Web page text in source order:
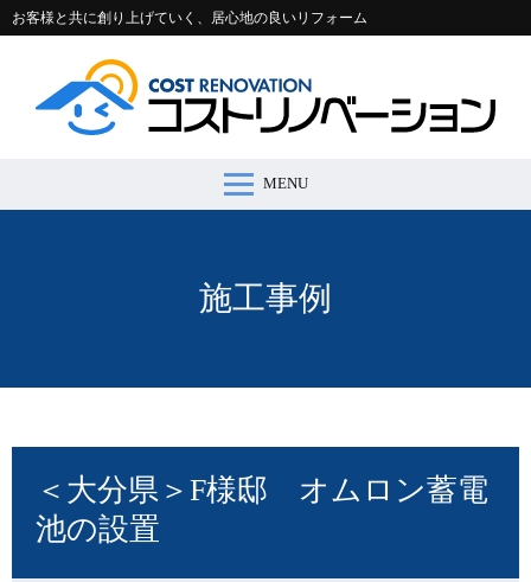
お客様と共に創り上げていく、居心地の良いリフォーム
MENU
施工事例
＜大分県＞F様邸 オムロン蓄電
池の設置